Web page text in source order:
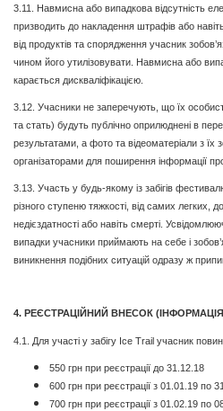
3.11. Навмисна або випадкова відсутність
призводить до накладення штрафів або
від продуктів та спорядження учасник
чином його утилізовувати. Навмисна або
карається дискваліфікацією.
3.12. Учасники не заперечують, що їх
та стать) будуть публічно оприлюднені в
результатами, а фото та відеоматеріали з
організаторами для поширення інформації
3.13. Участь у будь-якому із забігів
різного ступеню тяжкості, від самих легких,
недієздатності або навіть смерті.
випадки учасники приймають на себе і
виникнення подібних ситуацій одразу ж
4. РЕЄСТРАЦІЙНИЙ ВНЕСОК
4.1. Для участі у забігу Ice Trail учасник
550 грн при реєстрації до 31.12.18
600 грн при реєстрації з 01.01.19 по
700 грн при реєстрації з 01.02.19 по